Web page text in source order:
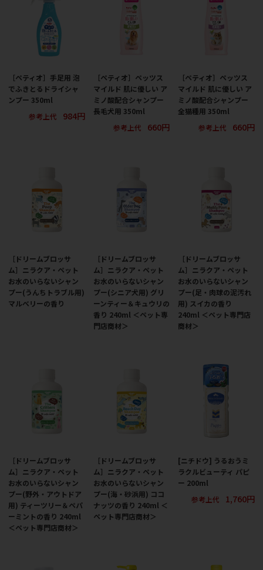
［ペティオ］手足用 泡
でふきとるドライシャ
ンプー 350ml
参考上代
984円
［ペティオ］ペッツス
マイルド 肌に優しい ア
ミノ酸配合シャンプー
長毛犬用 350ml
参考上代
660円
［ペティオ］ペッツス
マイルド 肌に優しい ア
ミノ酸配合シャンプー
全猫種用 350ml
参考上代
660円
［ドリームブロッサ
ム］ニラクア・ペット
お水のいらないシャン
プー(うんちトラブル用)
マルベリーの香り
［ドリームブロッサ
ム］ニラクア・ペット
お水のいらないシャン
プー(シニア犬用) グリ
ーンティー＆キュウリの
香り 240ml ＜ペット専
門店商材＞
［ドリームブロッサ
ム］ニラクア・ペット
お水のいらないシャン
プー(足・肉球の泥汚れ
用) スイカの香り
240ml ＜ペット専門店
商材＞
［ドリームブロッサ
ム］ニラクア・ペット
お水のいらないシャン
プー(野外・アウトドア
用) ティーツリー＆ペパ
ーミントの香り 240ml
＜ペット専門店商材＞
［ドリームブロッサ
ム］ニラクア・ペット
お水のいらないシャン
プー(海・砂浜用) ココ
ナッツの香り 240ml ＜
ペット専門店商材＞
[ニチドウ] うるおうミ
ラクルビューティ パピ
ー 200ml
参考上代
1,760円